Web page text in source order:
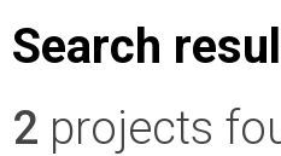
Search
2 projects